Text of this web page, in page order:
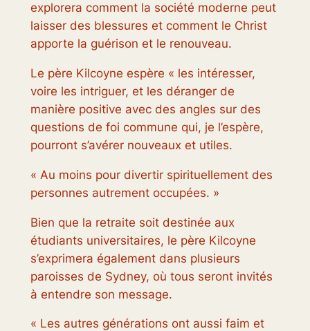
explorera comment la société moderne peut
laisser des blessures et comment le Christ
apporte la guérison et le renouveau.
Le père Kilcoyne espère « les intéresser,
voire les intriguer, et les déranger de
manière positive avec des angles sur des
questions de foi commune qui, je l’espère,
pourront s’avérer nouveaux et utiles.
« Au moins pour divertir spirituellement des
personnes autrement occupées. »
Bien que la retraite soit destinée aux
étudiants universitaires, le père Kilcoyne
s’exprimera également dans plusieurs
paroisses de Sydney, où tous seront invités
à entendre son message.
« Les autres générations ont aussi faim et